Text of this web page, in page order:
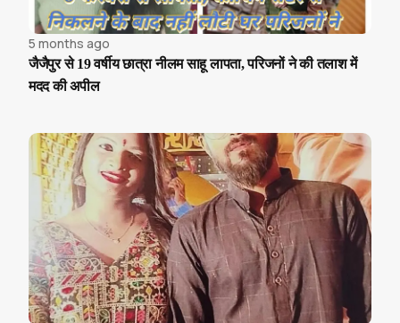
5 months ago
जैजैपुर से 19 वर्षीय छात्रा नीलम साहू लापता, परिजनों ने की तलाश में
मदद की अपील